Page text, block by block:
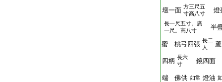
壇一面 方三尺五
寸高八寸
燈
長一尺五寸。廣
一尺。高八寸
半
蜜 桃弓四張 長二
人
四柄 長六
寸
鏡四面
端 佛供 如常 燈油